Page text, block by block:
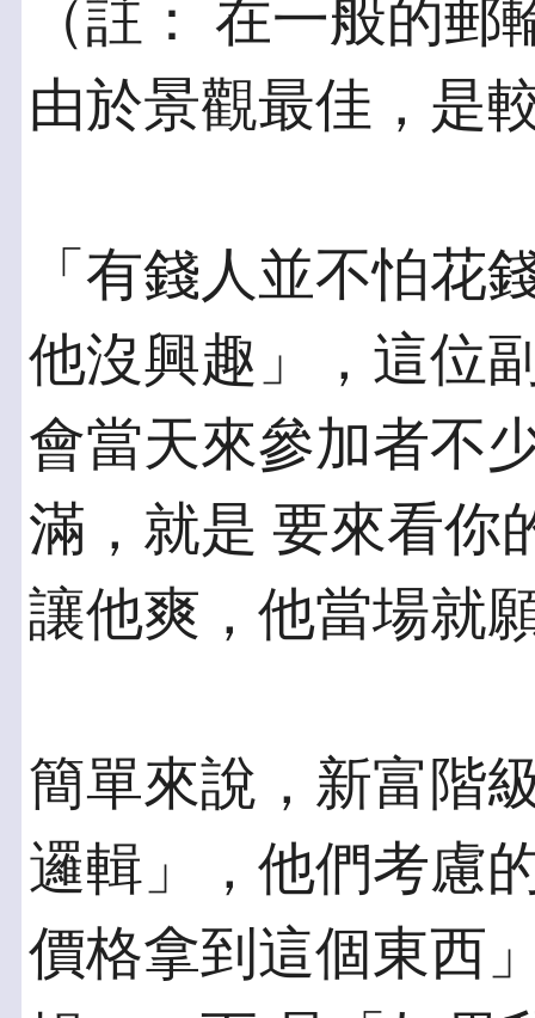
（註： 在一般的
由於景觀最佳，是
「有錢人並不怕花
他沒興趣」，這位
會當天來參加者不
滿，就是 要來看你
讓他爽，他當場就
簡單來說，新富階
邏輯」，他們考慮
價格拿到這個東西